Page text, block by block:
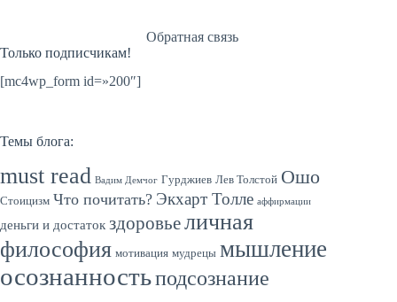
Обратная связь
Только подписчикам!
[mc4wp_form id=»200″]
Темы блога:
must read Вадим Демчог Гурджиев Лев Толстой Ошо
Стоицизм Что почитать? Экхарт Толле аффирмации
деньги и достаток здоровьеличная
философия мотивация мудрецы мышление
осознанностьподсознание